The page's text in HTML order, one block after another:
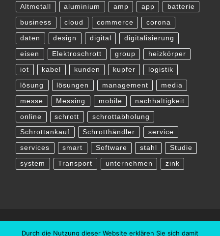
Altmetall aluminium amp app batterie
business cloud commerce corona
daten design digital digitalisierung
eisen Elektroschrott group heizkörper
iot kabel kunden kupfer logistik
lösung lösungen management media
messe Messing mobile nachhaltigkeit
online schrott schrottabholung
Schrottankauf Schrotthändler service
services smart Software stahl Studie
system Transport unternehmen zink
Durch die Nutzung dieser Website erklären Sie sich damit